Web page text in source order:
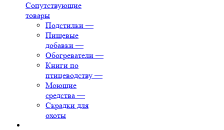
Сопутствующие
товары
Подстилки —
Пищевые
добавки —
Обогреватели —
Книги по
птицеводству —
Моющие
средства —
Скрадки для
охоты